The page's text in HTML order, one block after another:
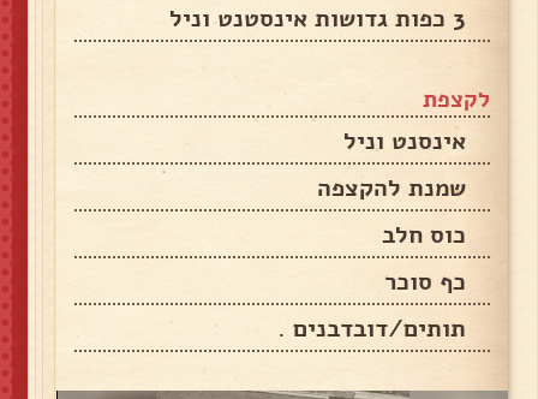
3 כפות גדושות אינסטנט וניל
לקצפת
אינסנט וניל
שמנת להקצפה
כוס חלב
כף סוכר
תותים/דובדבנים .